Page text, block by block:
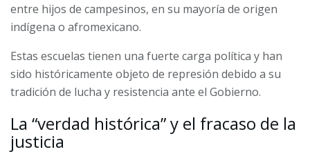
entre hijos de campesinos, en su mayoría de origen
indígena o afromexicano.
Estas escuelas tienen una fuerte carga política y han
sido históricamente objeto de represión debido a su
tradición de lucha y resistencia ante el Gobierno.
La “verdad histórica” y el fracaso de la
justicia